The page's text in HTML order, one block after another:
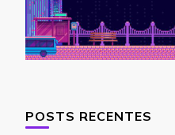
POSTS RECENTES